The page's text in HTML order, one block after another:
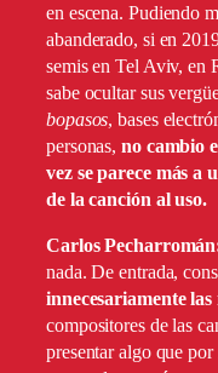
en escena. Pudiendo
abanderado, si en
semis en Tel Aviv, en
sabe ocultar sus
bopasos, bases
personas,no cambio
vez se parece más a
de la canción al uso.
Carlos
nada. De entrada,
innecesariamente las
compositores de las
presentar algo que